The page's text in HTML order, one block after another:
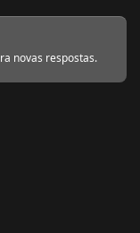
novas respostas.